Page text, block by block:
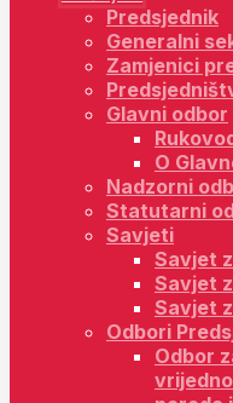
Predsjednik
Generalni
Zamjenici
Glavni odbor
O
Nadzorni
Statutarni
Savjeti
Savjet
Savjet
Savjet
Odbori
Odbor